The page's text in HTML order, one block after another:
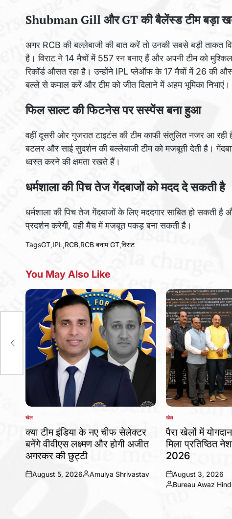
Shubman Gill और GT की बैलेंस्ड टीम बड़ा
अगर RCB की बल्लेबाजी की बात करें तो उनकी सबसे बड़ी ताकत
है। विराट ने 14 मैचों में 557 रन बनाए हैं और अपनी टीम को
रिकॉर्ड औसत रहा है। उन्होंने IPL प्लेऑफ के 17 मैचों में 26 की
बल्ले से कमाल करें और टीम को जीत दिलाने में अहम भूमिका निभाएं।
फिल साल्ट की फिटनेस पर सस्पेंस बना हुआ
वहीं दूसरी ओर गुजरात टाइटंस की टीम काफी संतुलित नजर आ
बटलर और साई सुदर्शन की बल्लेबाजी टीम को मजबूती देती है।
ध्वस्त करने की क्षमता रखते हैं।
धर्मशाला की पिच तेज गेंदबाजों को मदद दे सकती है
धर्मशाला की पिच तेज गेंदबाजों के लिए मददगार साबित हो सकती
प्रदर्शन करेगी, वही मैच में मजबूत पकड़ बना सकती है।
TagsGT,IPL,RCB,RCB बनाम GT,विराट
You May Also Like
POSTED
खेल
क्या टीम इंडिया के नए चीफ सेलेक्टर
बनेंगे वीवीएस लक्ष्मण और होगी अजीत
अगरकर की छुट्टी
on
August 5, 2026
Posted
Amulya Shrivastav
POSTED
IN
खेल
पैरा खेलों में
मिला प्रतिष्ठित
2026
on
August 3, 2026
Posted
Bureau Awaz